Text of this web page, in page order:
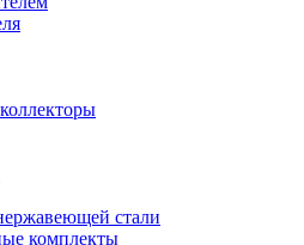
стали
комплекты